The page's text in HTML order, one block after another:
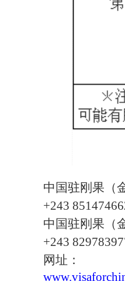
中国驻刚果（
+243
中国驻刚果（
+243
网址：